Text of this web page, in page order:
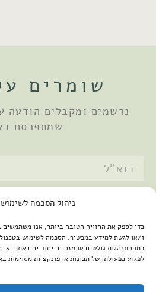
ניהול הסכמה לשימוש
כדי לספק את החוויה הטובה ביותר, אנו משתמשים
ו/או לגשת למידע במכשיר. הסכמה לשימוש
כמו התנהגות גולשים או מזהים ייחודיים באתר.
לפגוע בפעולתן של תכונות או פונקציות מסוימות
שומרים
נרשמים ומקבלים הודעה
שמתפרסם
אני מאשר/ת אתמדיניות
שלחתי